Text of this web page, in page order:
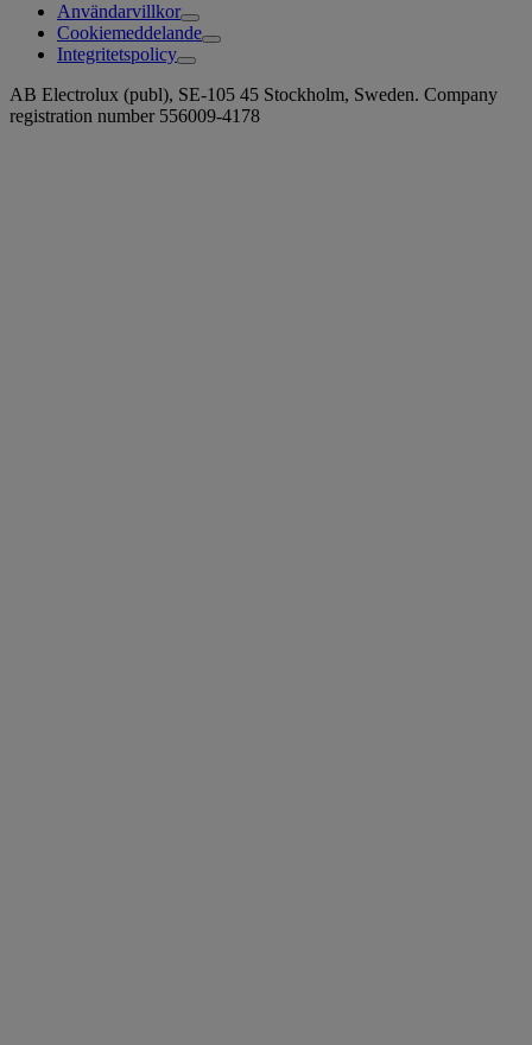
Användarvillkor
Cookiemeddelande
Integritetspolicy
AB Electrolux (publ), SE-105 45 Stockholm, Sweden. Company
registration number 556009-4178